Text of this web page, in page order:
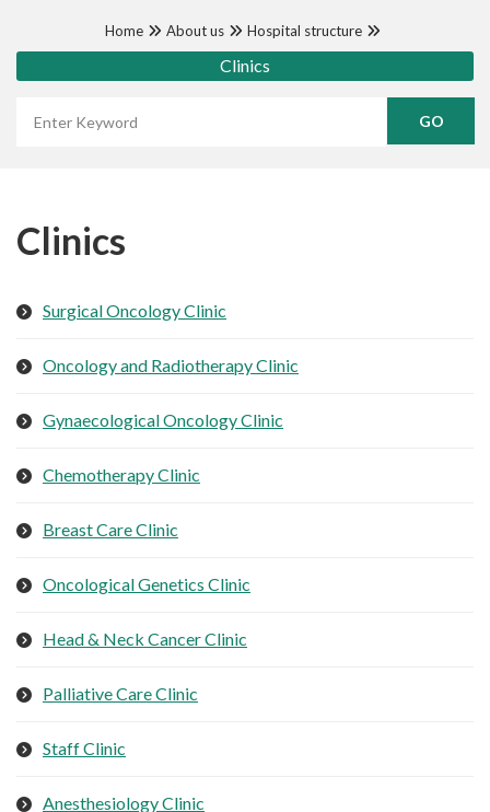
Home About us Hospital structure
Clinics
Clinics
Surgical Oncology Clinic
Oncology and Radiotherapy Clinic
Gynaecological Oncology Clinic
Chemotherapy Clinic
Breast Care Clinic
Oncological Genetics Clinic
Head & Neck Cancer Clinic
Palliative Care Clinic
Staff Clinic
Anesthesiology Clinic